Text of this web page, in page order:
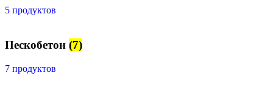
5 продуктов
Пескобетон (7)
7 продуктов